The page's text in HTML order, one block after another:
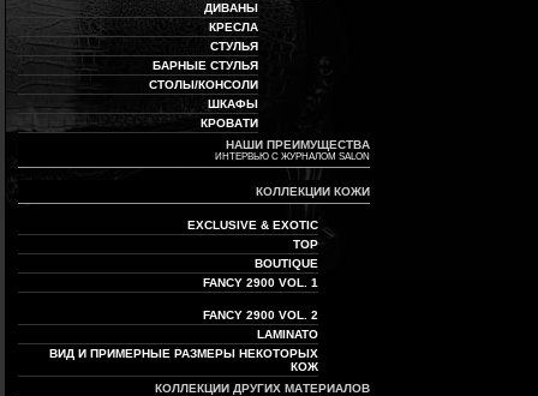
ДИВАНЫ
КРЕСЛА
СТУЛЬЯ
БАРНЫЕ СТУЛЬЯ
СТОЛЫ/КОНСОЛИ
ШКАФЫ
КРОВАТИ
НАШИ ПРЕИМУЩЕСТВА
ИНТЕРВЬЮ С ЖУРНАЛОМ SALON
КОЛЛЕКЦИИ КОЖИ
EXCLUSIVE & EXOTIC
TOP
BOUTIQUE
FANCY 2900 VOL. 1
FANCY 2900 VOL. 2
LAMINATO
ВИД И ПРИМЕРНЫЕ РАЗМЕРЫ НЕКОТОРЫХ
КОЖ
КОЛЛЕКЦИИ ДРУГИХ МАТЕРИАЛОВ